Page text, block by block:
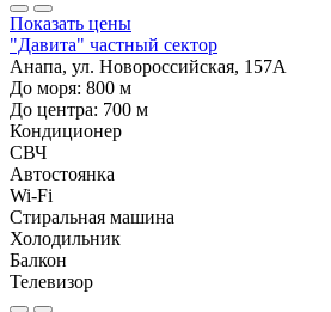
Показать цены
"Давита" частный сектор
Анапа, ул. Новороссийская, 157А
До моря: 800 м
До центра: 700 м
Кондиционер
СВЧ
Автостоянка
Wi-Fi
Стиральная машина
Холодильник
Балкон
Телевизор